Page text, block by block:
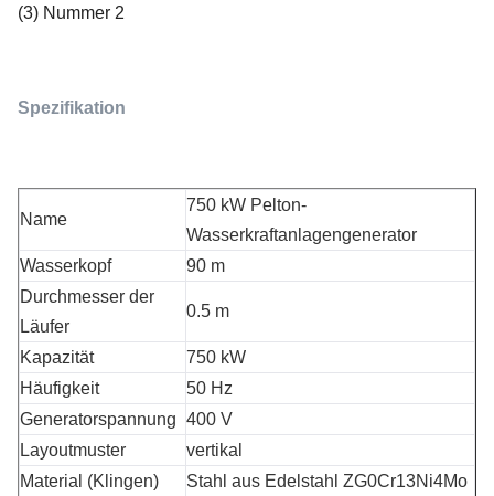
(3) Nummer 2
Spezifikation
Name
750 kW Pelton-
Wasserkraftanlagengenerator
Wasserkopf
90 m
Durchmesser der
Läufer
0.5 m
Kapazität
750 kW
Häufigkeit
50 Hz
Generatorspannung 400 V
Layoutmuster
vertikal
Material (Klingen)
Stahl aus Edelstahl ZG0Cr13Ni4Mo